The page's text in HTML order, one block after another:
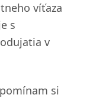
víťaza
s
v
si